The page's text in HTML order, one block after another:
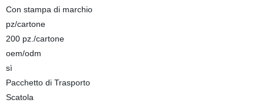
Con stampa di marchio
pz/cartone
200 pz./cartone
oem/odm
sì
Pacchetto di Trasporto
Scatola